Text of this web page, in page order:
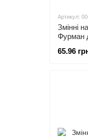
Артикул:
Змінні
Фурман
65.96